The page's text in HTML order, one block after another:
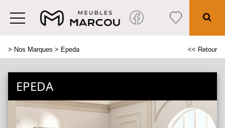
> Nos Marques > Epeda << Retour
EPEDA